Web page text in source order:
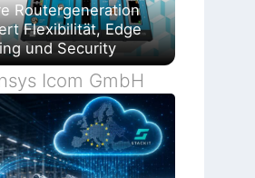
Routergeneration
Flexibilität, Edge
und Security
Icom GmbH